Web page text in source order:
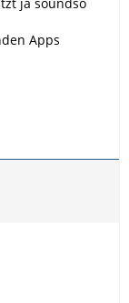
Apps